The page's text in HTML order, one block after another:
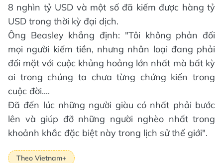
8 nghìn tỷ USD và một số đã kiếm được hàng tỷ
USD trong thời kỳ đại dịch.
Ông Beasley khẳng định: "Tôi không phản đối
mọi người kiếm tiền, nhưng nhân loại đang phải
đối mặt với cuộc khủng hoảng lớn nhất mà bất kỳ
ai trong chúng ta chưa từng chứng kiến trong
cuộc đời....
Đã đến lúc những người giàu có nhất phải bước
lên và giúp đỡ những người nghèo nhất trong
khoảnh khắc đặc biệt này trong lịch sử thế giới".
Theo Vietnam+